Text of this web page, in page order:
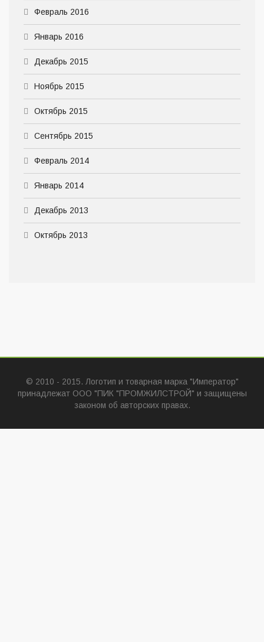
Февраль 2016
Январь 2016
Декабрь 2015
Ноябрь 2015
Октябрь 2015
Сентябрь 2015
Февраль 2014
Январь 2014
Декабрь 2013
Октябрь 2013
© 2010 - 2015. Логотип и товарная марка "Император"
принадлежат ООО "ПИК "ПРОМЖИЛСТРОЙ" и защищены
законом об авторских правах.